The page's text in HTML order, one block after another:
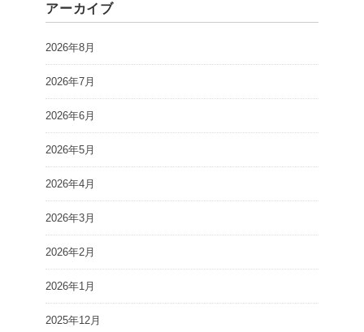
アーカイブ
2026年8月
2026年7月
2026年6月
2026年5月
2026年4月
2026年3月
2026年2月
2026年1月
2025年12月